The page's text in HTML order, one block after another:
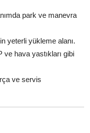
park ve manevra
yeterli yükleme alanı.
ve hava yastıkları gibi
ve servis